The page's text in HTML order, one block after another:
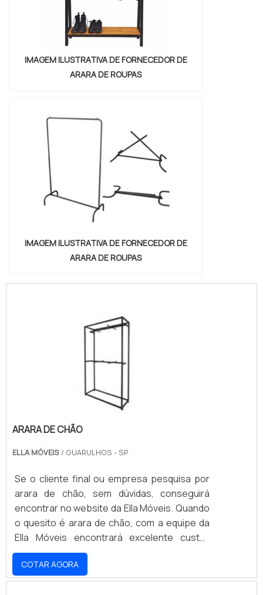
IMAGEM ILUSTRATIVA DE FORNECEDOR DE
ARARA DE ROUPAS
IMAGEM ILUSTRATIVA DE FORNECEDOR DE
ARARA DE ROUPAS
ARARA DE CHÃO
ELLA MÓVEIS / GUARULHOS - SP
Se o cliente final ou empresa pesquisa por
arara de chão, sem dúvidas, conseguirá
encontrar no website da Ella Móveis. Quando
o quesito é arara de chão, com a equipe da
Ella Móveis encontrará excelente custo-
benefício com pagamento acessível.ALGUNS
DETALHES SOBRE A ARARA DE CHÃOHá
muitas maneiras eficientes de demonstrar
COTAR AGORA